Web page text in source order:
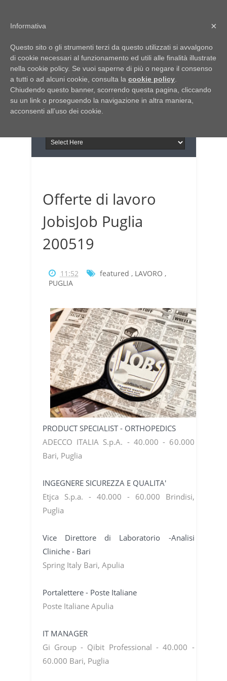
Italia Notizie
Giornale di Basilicata
Giornale di Puglia
INFORMAPUGLIA
Il portale n.1 del lavoro
in Puglia
Offerte di lavoro
JobisJob Puglia
200519
11:52 featured , LAVORO ,
PUGLIA
PRODUCT SPECIALIST - ORTHOPEDICS
ADECCO ITALIA S.p.A. - 40.000 - 60.000
Bari, Puglia
INGEGNERE SICUREZZA E QUALITA'
Etjca S.p.a. - 40.000 - 60.000 Brindisi,
Puglia
Vice Direttore di Laboratorio -Analisi
Cliniche - Bari
Spring Italy Bari, Apulia
Portalettere - Poste Italiane
Poste Italiane Apulia
IT MANAGER
Gi Group - Qibit Professional - 40.000 -
60.000 Bari, Puglia
×
Informativa
Questo sito o gli strumenti terzi da questo utilizzati si avvalgono
di cookie necessari al funzionamento ed utili alle finalità illustrate
nella cookie policy. Se vuoi saperne di più o negare il consenso
a tutti o ad alcuni cookie, consulta la cookie policy
Chiudendo questo banner, scorrendo questa pagina, cliccando
su un link o proseguendo la navigazione in altra maniera,
acconsenti all’uso dei cookie.